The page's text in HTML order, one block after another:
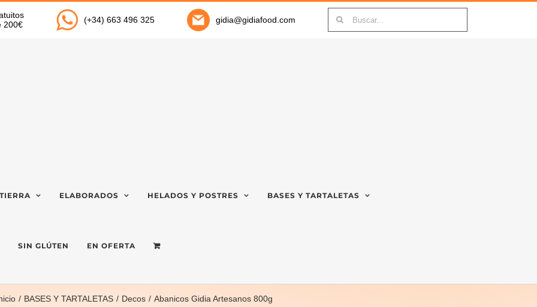
200€
(+34) 663 496 325 gidia@gidiafood.com
ELABORADOS HELADOS Y POSTRES BASES Y TARTALETAS
SIN GLÚTEN EN OFERTA
BASES Y TARTALETAS Decos Abanicos Gidia Artesanos 800g